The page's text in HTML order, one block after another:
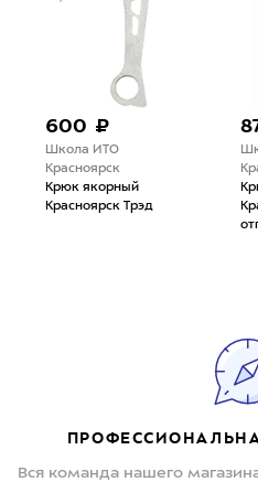
600 ₽
Школа ИТО
Красноярск
Крюк якорный
Красноярск Трэд
Вся команда нашего